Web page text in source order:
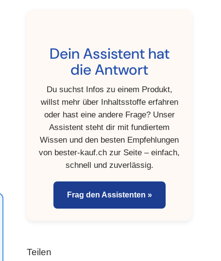
Dein Assistent hat
die Antwort
Du suchst Infos zu einem Produkt,
willst mehr über Inhaltsstoffe erfahren
oder hast eine andere Frage? Unser
Assistent steht dir mit fundiertem
Wissen und den besten Empfehlungen
von bester-kauf.ch zur Seite – einfach,
schnell und zuverlässig.
Frag den Assistenten »
Teilen